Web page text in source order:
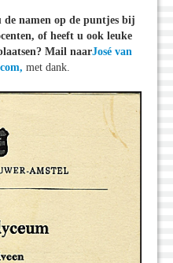
namen op de puntjes bij
of heeft u ook leuke
Mail naarJosé van
met dank.